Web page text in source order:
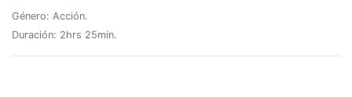
Género: Acción.
Duración: 2hrs 25min.